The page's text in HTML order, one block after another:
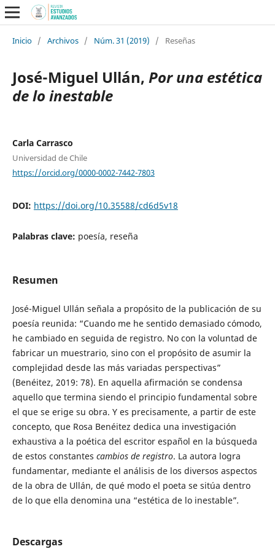
Inicio / Archivos / Núm. 31 (2019) / Reseñas
José-Miguel Ullán, Por una estética
de lo inestable
Carla Carrasco
Universidad de Chile
https://orcid.org/0000-0002-7442-7803
DOI: https://doi.org/10.35588/cd6d5v18
Palabras clave: poesía, reseña
Resumen
José-Miguel Ullán señala a propósito de la publicación de su
poesía reunida: “Cuando me he sentido demasiado cómodo,
he cambiado en seguida de registro. No con la voluntad de
fabricar un muestrario, sino con el propósito de asumir la
complejidad desde las más variadas perspectivas”
(Benéitez, 2019: 78). En aquella afirmación se condensa
aquello que termina siendo el principio fundamental sobre
el que se erige su obra. Y es precisamente, a partir de este
concepto, que Rosa Benéitez dedica una investigación
exhaustiva a la poética del escritor español en la búsqueda
de estos constantes cambios de registro. La autora logra
fundamentar, mediante el análisis de los diversos aspectos
de la obra de Ullán, de qué modo el poeta se sitúa dentro
de lo que ella denomina una “estética de lo inestable”.
Descargas